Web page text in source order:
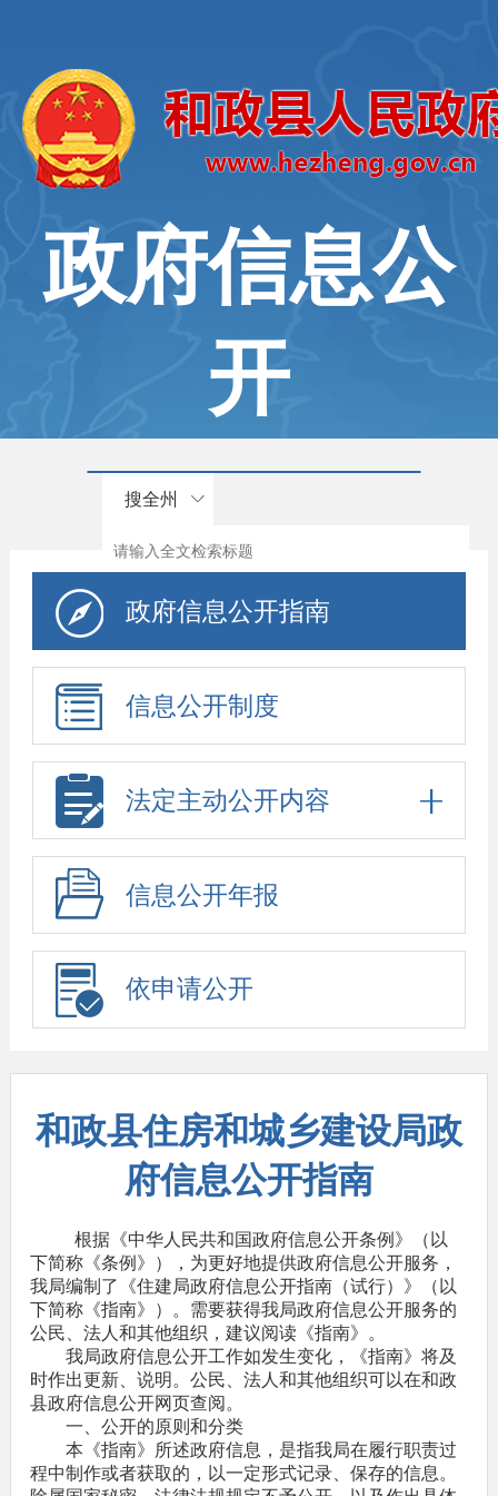
政府信息公
开
搜全州
政府信息公开指南
信息公开制度
法定主动公开内容
信息公开年报
依申请公开
和政县住房和城乡建设局政
府信息公开指南
根据《中华人民共和国政府信息公开条例》（以
下简称《条例》），为更好地提供政府信息公开服务，
我局编制了《住建局政府信息公开指南（试行）》（以
下简称《指南》）。需要获得我局政府信息公开服务的
公民、法人和其他组织，建议阅读《指南》。
我局政府信息公开工作如发生变化，《指南》将及
时作出更新、说明。公民、法人和其他组织可以在和政
县政府信息公开网页查阅。
一、公开的原则和分类
本《指南》所述政府信息，是指我局在履行职责过
程中制作或者获取的，以一定形式记录、保存的信息。